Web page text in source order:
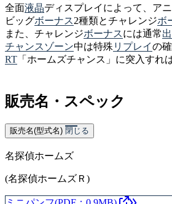
全面液晶ディスプレイによって、ア
ビッグボーナス2種類とチャレンジボ
また、チャレンジボーナスには通常
チャンスゾーン中は特殊 リプレイの
RT 「ホームズチャンス」に突入すれ
販売名・スペック
販売名(型式名) 閉じる
名探偵ホームズ
(名探偵ホームズＲ)